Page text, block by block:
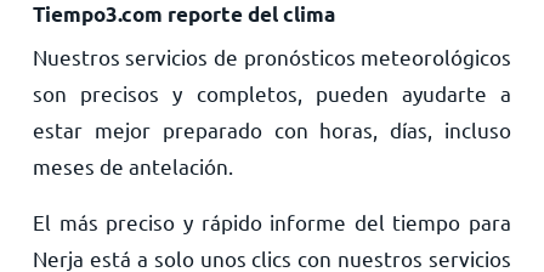
Tiempo3.com reporte del clima
Nuestros servicios de pronósticos meteorológicos
son precisos y completos, pueden ayudarte a
estar mejor preparado con horas, días, incluso
meses de antelación.
El más preciso y rápido informe del tiempo para
Nerja está a solo unos clics con nuestros servicios